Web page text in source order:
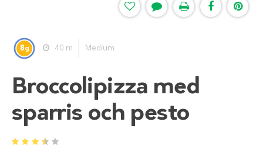
8g 40 m Medium
Broccolipizza med
sparris och pesto
1 2 3 4 5